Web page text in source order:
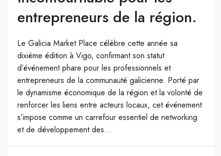
entrepreneurs de la région.
Le Galicia Market Place célèbre cette année sa
dixième édition à Vigo, confirmant son statut
d’événement phare pour les professionnels et
entrepreneurs de la communauté galicienne. Porté par
le dynamisme économique de la région et la volonté de
renforcer les liens entre acteurs locaux, cet événement
s’impose comme un carrefour essentiel de networking
et de développement des...